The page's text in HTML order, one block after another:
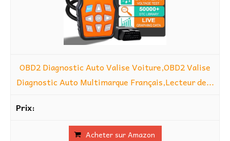
OBD2 Diagnostic Auto Valise Voiture,OBD2 Valise
Diagnostic Auto Multimarque Français,Lecteur de...
Acheter sur Amazon